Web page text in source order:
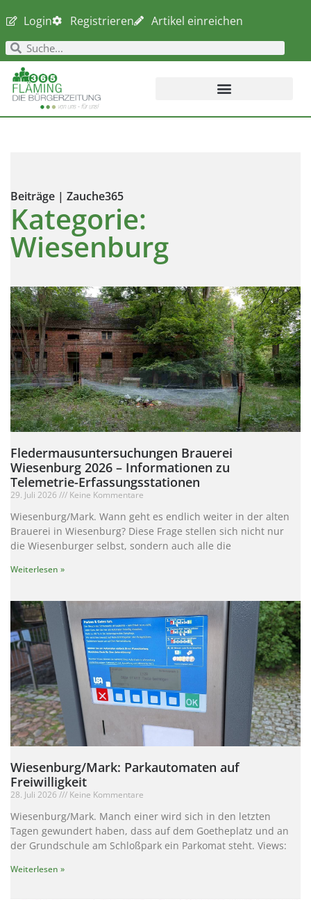
Login Registrieren Artikel einreichen
Beiträge | Zauche365
Kategorie:
Wiesenburg
Fledermausuntersuchungen Brauerei
Wiesenburg 2026 – Informationen zu
Telemetrie-Erfassungsstationen
29. Juli 2026 Keine Kommentare
Wiesenburg/Mark. Wann geht es endlich weiter in der alten
Brauerei in Wiesenburg? Diese Frage stellen sich nicht nur
die Wiesenburger selbst, sondern auch alle die
Weiterlesen »
Wiesenburg/Mark: Parkautomaten auf
Freiwilligkeit
28. Juli 2026 Keine Kommentare
Wiesenburg/Mark. Manch einer wird sich in den letzten
Tagen gewundert haben, dass auf dem Goetheplatz und an
der Grundschule am Schloßpark ein Parkomat steht. Views:
Weiterlesen »